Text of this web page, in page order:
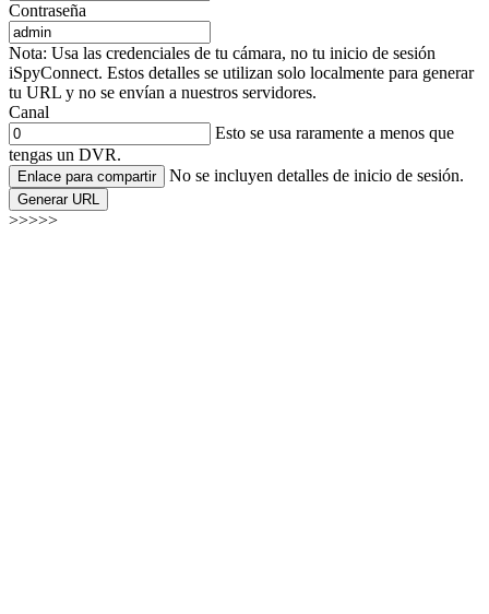
Contraseña
Nota: Usa las credenciales de tu cámara, no tu inicio de sesión
iSpyConnect. Estos detalles se utilizan solo localmente para generar
tu URL y no se envían a nuestros servidores.
Canal
Esto se usa raramente a menos que
tengas un DVR.
Enlace para compartir No se incluyen detalles de inicio de sesión.
Generar URL
>>>>>